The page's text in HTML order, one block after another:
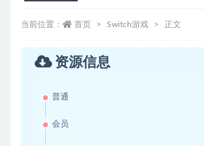
当前位置： 首页 Switch游戏 正文
资源信息
普通
会员